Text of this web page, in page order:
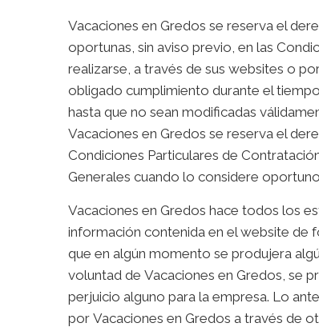
Vacaciones en Gredos se reserva el
oportunas, sin aviso previo, en las
realizarse, a través de sus websites o
obligado cumplimiento durante el
hasta que no sean modificadas
Vacaciones en Gredos se reserva el
Condiciones Particulares de
Generales cuando lo considere
Vacaciones en Gredos hace todos los
información contenida en el website de
que en algún momento se produjera
voluntad de Vacaciones en Gredos, se
perjuicio alguno para la empresa. Lo
por Vacaciones en Gredos a través de